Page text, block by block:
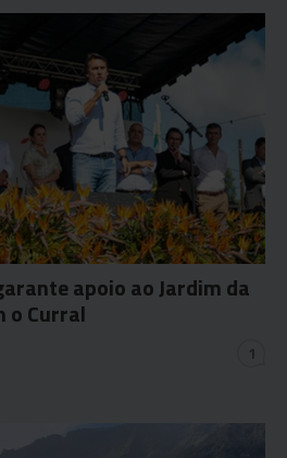
apoio ao Jardim da
o Curral
1